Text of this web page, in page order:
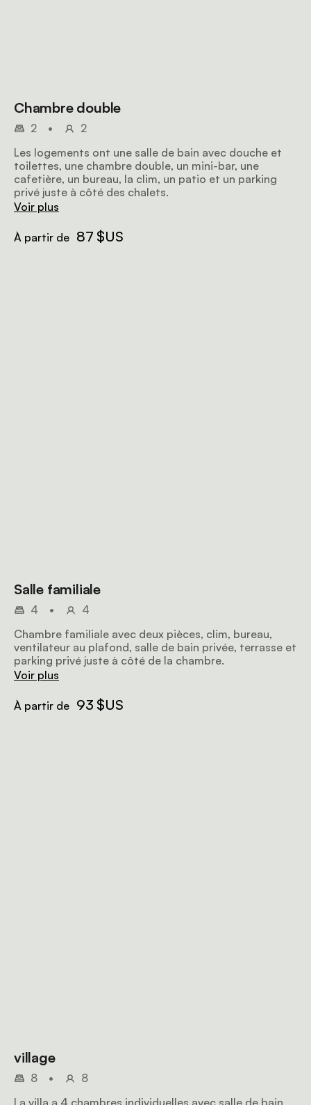
Chambre double
2 •
2
Les logements ont une salle de bain avec douche et
toilettes, une chambre double, un mini-bar, une
cafetière, un bureau, la clim, un patio et un parking
privé juste à côté des chalets.
Voir plus
À partir de 87 $US
Salle familiale
4 •
4
Chambre familiale avec deux pièces, clim, bureau,
ventilateur au plafond, salle de bain privée, terrasse et
parking privé juste à côté de la chambre.
Voir plus
À partir de 93 $US
village
8 •
8
La villa a 4 chambres individuelles avec salle de bain